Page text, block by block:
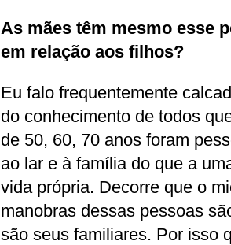
As mães têm mesmo esse
em relação aos filhos?
Eu falo frequentemente
do conhecimento de todos
de 50, 60, 70 anos foram
ao lar e à família do que a
vida própria. Decorre que o
manobras dessas pessoas
são seus familiares. Por isso